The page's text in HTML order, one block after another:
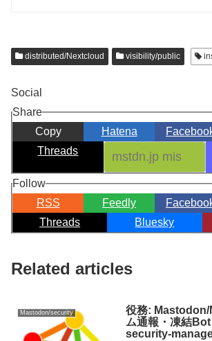
distributed/Nextcloud visibility/public
Social
Share
Copy
Hatena
Threads
Follow
RSS
Feedly
Threads
Bluesky
Related articles
Mastodon/security
役務:
ム通報・凍結
security-